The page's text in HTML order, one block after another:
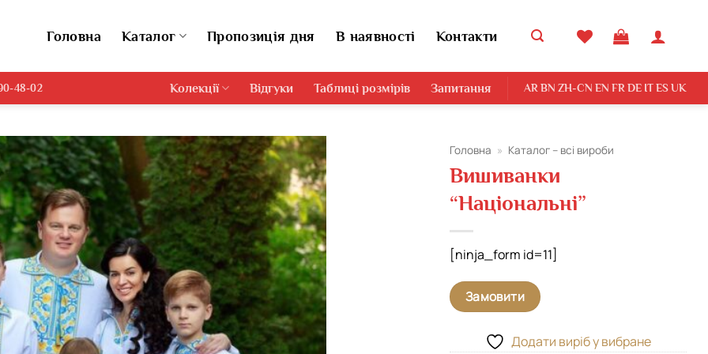
Головна Каталог Пропозиція дня В наявності Контакти
48-02 Колекції Відгуки Таблиці розмірів Запитання AR BN ZH-CN EN FR DE IT ES UK
Додати
виріб у
вибране
Головна » Каталог – всі вироби
Вишиванки
“Національні”
[ninja_form id=11]
Замовити
Додати виріб у вибране